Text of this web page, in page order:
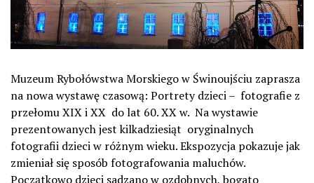
Muzeum Rybołówstwa Morskiego w Świnoujściu zaprasza
na nowa wystawę czasową: Portrety dzieci – fotografie z
przełomu XIX i XX do lat 60. XX w. Na wystawie
prezentowanych jest kilkadziesiąt oryginalnych
fotografii dzieci w różnym wieku. Ekspozycja pokazuje jak
zmieniał się sposób fotografowania maluchów.
Początkowo dzieci sadzano w ozdobnych, bogato